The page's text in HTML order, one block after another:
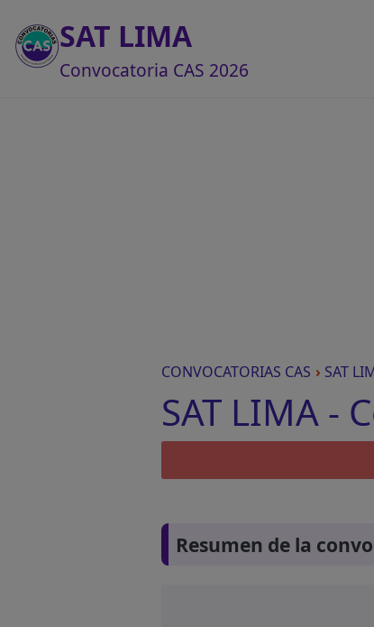
SAT LIMA
Convocatoria CAS 2026
CONVOCATORIAS CAS › SAT
SAT LIMA -
Resumen de la